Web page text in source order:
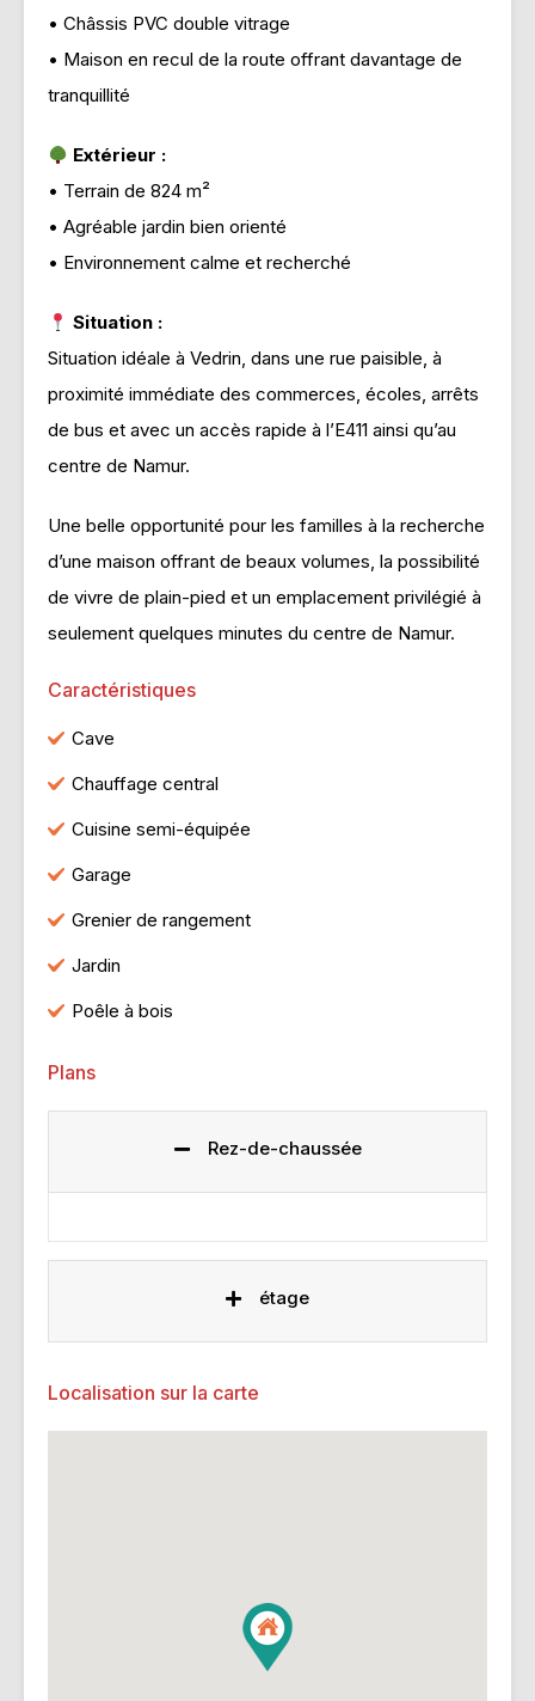
• Châssis PVC double vitrage
• Maison en recul de la route offrant davantage de
tranquillité
Extérieur :
• Terrain de 824 m²
• Agréable jardin bien orienté
• Environnement calme et recherché
Situation :
Situation idéale à Vedrin, dans une rue paisible, à
proximité immédiate des commerces, écoles, arrêts
de bus et avec un accès rapide à l’E411 ainsi qu’au
centre de Namur.
Une belle opportunité pour les familles à la recherche
d’une maison offrant de beaux volumes, la possibilité
de vivre de plain-pied et un emplacement privilégié à
seulement quelques minutes du centre de Namur.
Caractéristiques
Cave
Chauffage central
Cuisine semi-équipée
Garage
Grenier de rangement
Jardin
Poêle à bois
Plans
Rez-de-chaussée
étage
Localisation sur la carte